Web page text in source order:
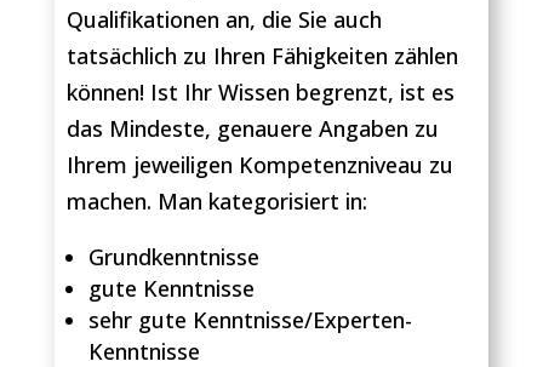
Qualifikationen an, die Sie auch
tatsächlich zu Ihren Fähigkeiten zählen
können! Ist Ihr Wissen begrenzt, ist es
das Mindeste, genauere Angaben zu
Ihrem jeweiligen Kompetenzniveau zu
machen. Man kategorisiert in:
Grundkenntnisse
gute Kenntnisse
sehr gute Kenntnisse/Experten-
Kenntnisse